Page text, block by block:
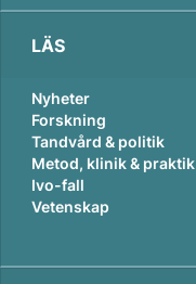
LÄS
Nyheter
Forskning
Tandvård & politik
Metod, klinik & praktik
Ivo-fall
Vetenskap